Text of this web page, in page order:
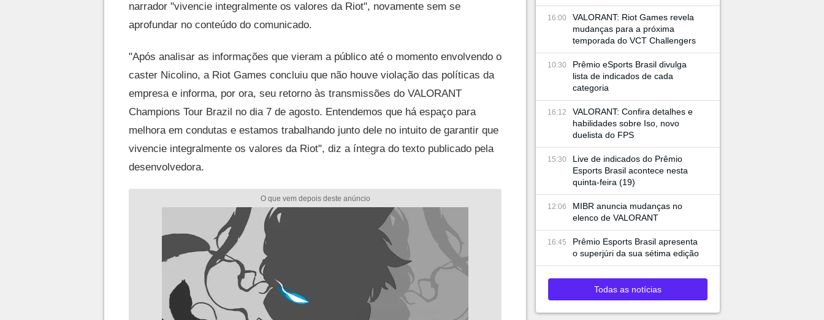
narrador "vivencie integralmente os valores da Riot", novamente sem se
aprofundar no conteúdo do comunicado.
"Após analisar as informações que vieram a público até o momento envolvendo o
caster Nicolino, a Riot Games concluiu que não houve violação das políticas da
empresa e informa, por ora, seu retorno às transmissões do VALORANT
Champions Tour Brazil no dia 7 de agosto. Entendemos que há espaço para
melhora em condutas e estamos trabalhando junto dele no intuito de garantir que
vivencie integralmente os valores da Riot", diz a íntegra do texto publicado pela
desenvolvedora.
16:00
VALORANT: Riot Games revela
mudanças para a próxima
temporada do VCT Challengers
10:30
Prêmio eSports Brasil divulga
lista de indicados de cada
categoria
16:12
VALORANT: Confira detalhes e
habilidades sobre Iso, novo
duelista do FPS
15:30
Live de indicados do Prêmio
Esports Brasil acontece nesta
quinta-feira (19)
12:06
MIBR anuncia mudanças no
elenco de VALORANT
16:45
Prêmio Esports Brasil apresenta
o superjúri da sua sétima edição
Todas as notícias